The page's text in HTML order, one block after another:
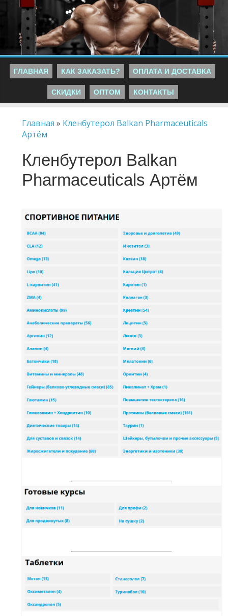
ГЛАВНАЯ КАК ЗАКАЗАТЬ? ОПЛАТА И ДОСТАВКА
СКИДКИ ОПТОМ КОНТАКТЫ
Главная » Кленбутерол Balkan Pharmaceuticals
Артём
Кленбутерол Balkan
Pharmaceuticals Артём